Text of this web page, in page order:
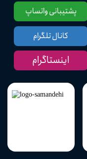
پشتیبانی واتساپ
کانال تلگرام
اینستاگرام